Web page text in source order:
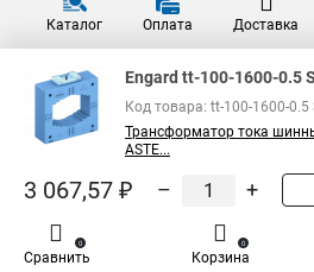
Каталог Оплата Доставка
Engard tt-100-1600-0.5 S
Код товара: tt-100-1600-0.5
Трансформатор тока
ASTE...
3 067,57 ₽ – +
Сравнить
0
Корзина
0